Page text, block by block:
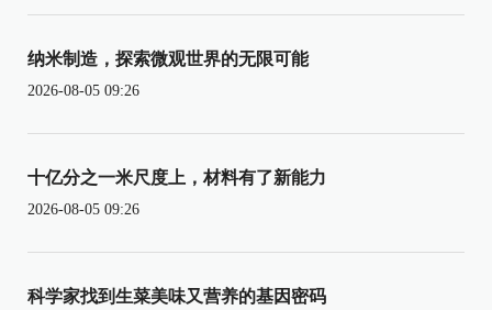
纳米制造，探索微观世界的无限可能
2026-08-05 09:26
十亿分之一米尺度上，材料有了新能力
2026-08-05 09:26
科学家找到生菜美味又营养的基因密码